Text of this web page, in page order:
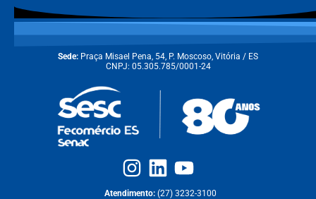
Sede: Praça Misael Pena, 54, P. Moscoso, Vitória / ES
CNPJ: 05.305.785/0001-24
Atendimento: (27) 3232-3100